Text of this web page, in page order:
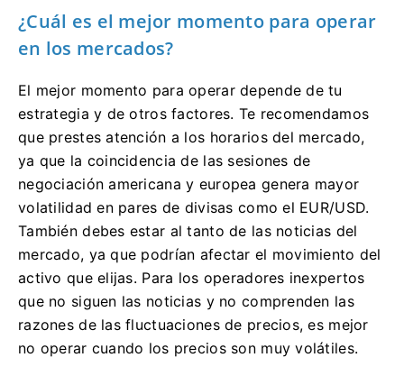
¿Cuál es el mejor momento para operar
en los mercados?
El mejor momento para operar depende de tu
estrategia y de otros factores. Te recomendamos
que prestes atención a los horarios del mercado,
ya que la coincidencia de las sesiones de
negociación americana y europea genera mayor
volatilidad en pares de divisas como el EUR/USD.
También debes estar al tanto de las noticias del
mercado, ya que podrían afectar el movimiento del
activo que elijas. Para los operadores inexpertos
que no siguen las noticias y no comprenden las
razones de las fluctuaciones de precios, es mejor
no operar cuando los precios son muy volátiles.